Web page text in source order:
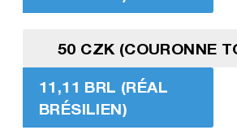
50 CZK (COURONNE
11,11 BRL (RÉAL
BRÉSILIEN)